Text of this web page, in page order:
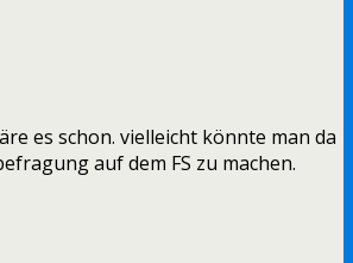
es schon. vielleicht könnte man da
auf dem FS zu machen.